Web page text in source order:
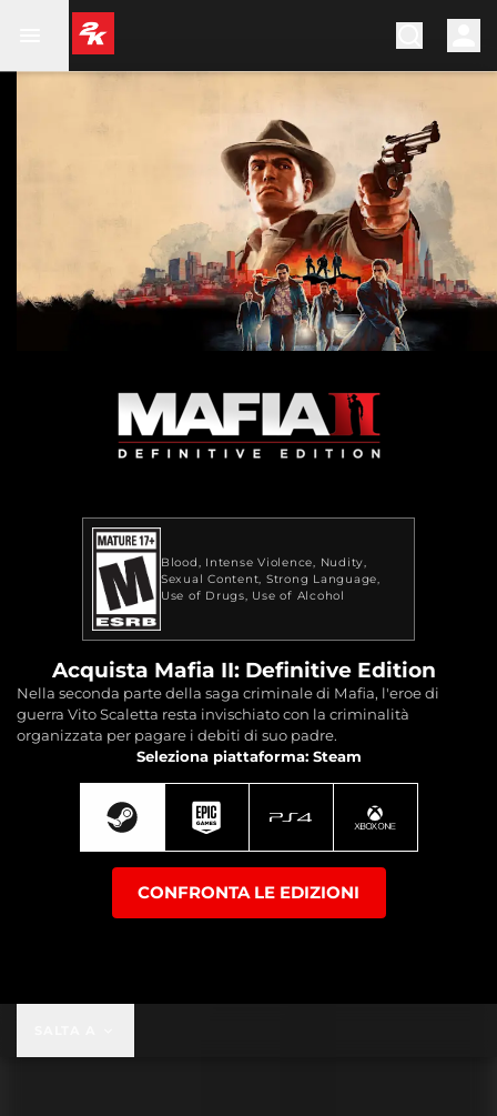
Blood Intense Violence
Nudity
Sexual Content Strong Language
Use of Drugs
Use of Alcohol
Acquista Mafia II: Definitive Edition
Nella seconda parte della saga criminale di Mafia, l'eroe di
guerra Vito Scaletta resta invischiato con la criminalità
organizzata per pagare i debiti di suo padre.
Seleziona piattaforma: Steam
CONFRONTA LE EDIZIONI